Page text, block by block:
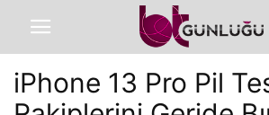
iPhone 13 Pro Pil